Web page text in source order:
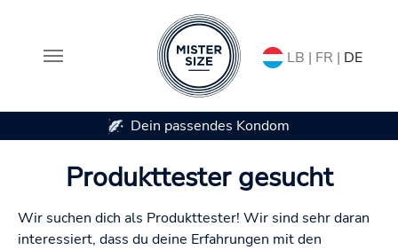
LB | FR | DE
Dein passendes Kondom
Produkttester gesucht
Wir suchen dich als Produkttester! Wir sind sehr daran
interessiert, dass du deine Erfahrungen mit den